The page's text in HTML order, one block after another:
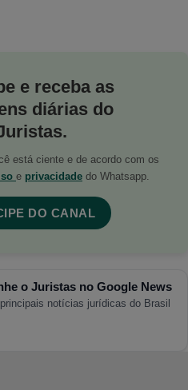
e receba as
diárias do
está ciente e de acordo com os
e privacidade do Whatsapp.
DO CANAL
o Juristas no Google News
notícias jurídicas do Brasil